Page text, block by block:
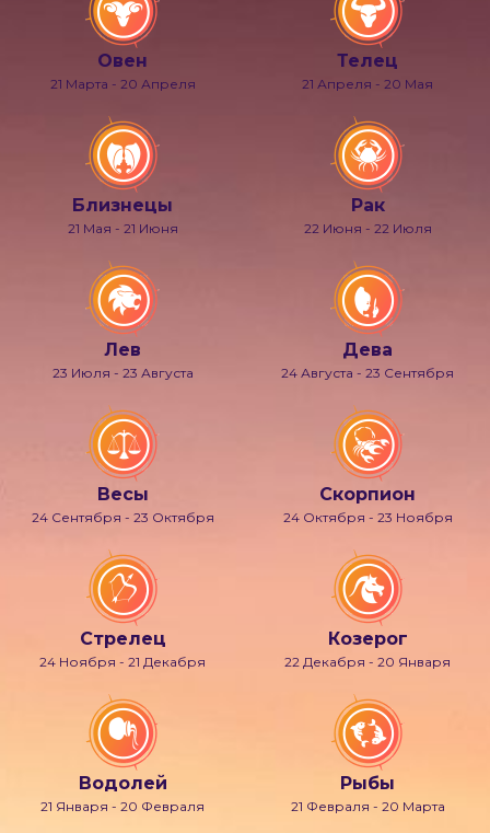
Овен
21 Марта - 20 Апреля
Телец
21 Апреля - 20 Мая
Близнецы
21 Мая - 21 Июня
Рак
22 Июня - 22 Июля
Лев
23 Июля - 23 Августа
Дева
24 Августа - 23 Сентября
Весы
24 Сентября - 23 Октября
Скорпион
24 Октября - 23 Ноября
Стрелец
24 Ноября - 21 Декабря
Козерог
22 Декабря - 20 Января
Водолей
21 Января - 20 Февраля
Рыбы
21 Февраля - 20 Марта